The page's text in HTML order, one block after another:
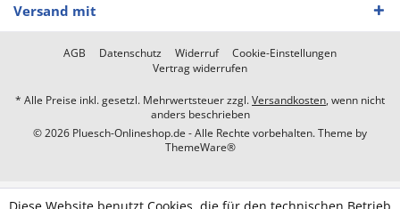
Versand mit
AGB Datenschutz Widerruf
Cookie-Einstellungen
Vertrag widerrufen
* Alle Preise inkl. gesetzl. Mehrwertsteuer zzgl.Versandkosten, wenn nicht
anders beschrieben
© 2026 Pluesch-Onlineshop.de - Alle Rechte vorbehalten. Theme by
ThemeWare®